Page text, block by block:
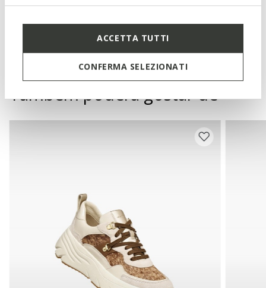
ACCETTA TUTTI
CONFERMA SELEZIONATI
Também poderá gostar de